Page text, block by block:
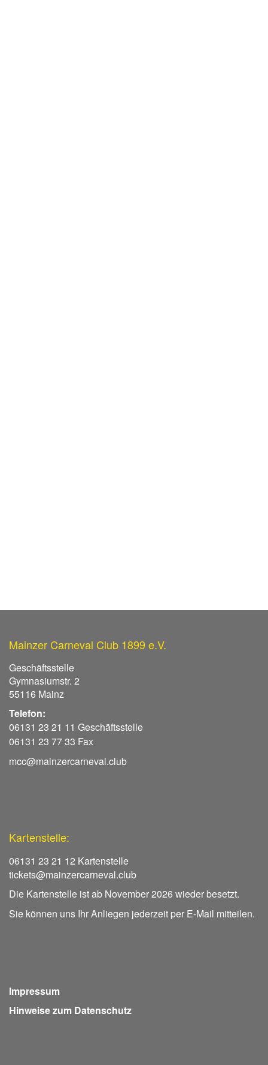
Mainzer Carneval Club 1899 e.V.
Geschäftsstelle
Gymnasiumstr. 2
55116 Mainz
Telefon:
06131 23 21 11 Geschäftsstelle
06131 23 77 33 Fax
mcc@mainzercarneval.club
Kartenstelle:
06131 23 21 12 Kartenstelle
tickets@mainzercarneval.club
Die Kartenstelle ist ab November 2026 wieder besetzt.
Sie können uns Ihr Anliegen jederzeit per E-Mail mitteilen.
Impressum
Hinweise zum Datenschutz